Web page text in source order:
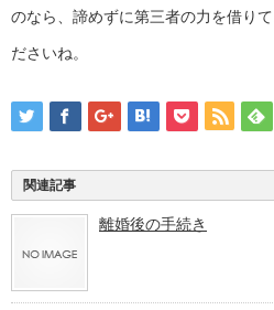
のなら、諦めずに第三者の力を借り
ださいね。
関連記事
離婚後の手続き